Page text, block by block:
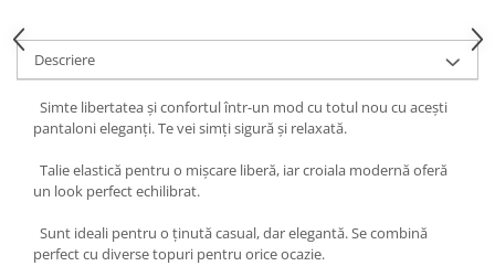
Descriere
Simte libertatea și confortul într-un mod cu totul nou cu acești
pantaloni eleganți. Te vei simți sigură și relaxată.
Talie elastică pentru o mișcare liberă, iar croiala modernă oferă
un look perfect echilibrat.
Sunt ideali pentru o ținută casual, dar elegantă. Se combină
perfect cu diverse topuri pentru orice ocazie.